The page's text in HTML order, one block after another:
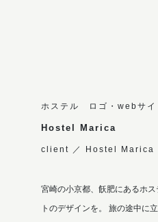
ホステル ロゴ・webサイ
Hostel Marica
client ／ Hostel Marica
宮崎の小京都、飫肥にあるホ
トのデザインを。 旅の途中に